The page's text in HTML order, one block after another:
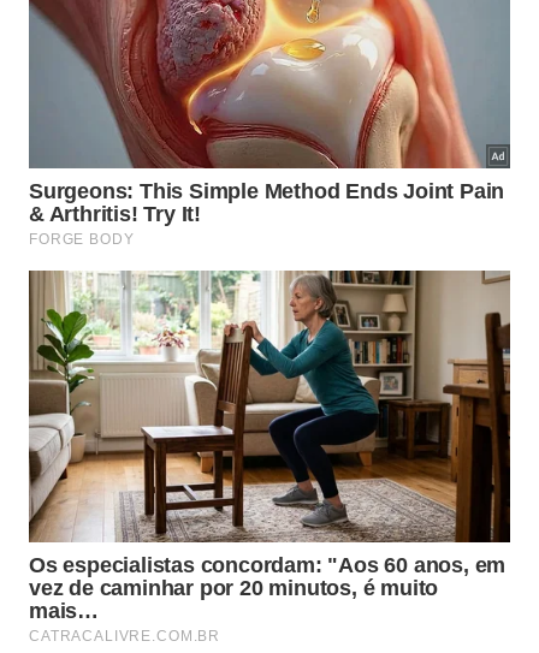
Transfira o restante para vidro ou plástico
com tampa limpa e bem vedada.
Outro problema é a borda cortada da lata, que
pode ficar irregular e dificultar o fechamento
adequado. Mesmo cobrir com plástico-filme não é o
ideal, porque o alimento continua em contato com a
borda.